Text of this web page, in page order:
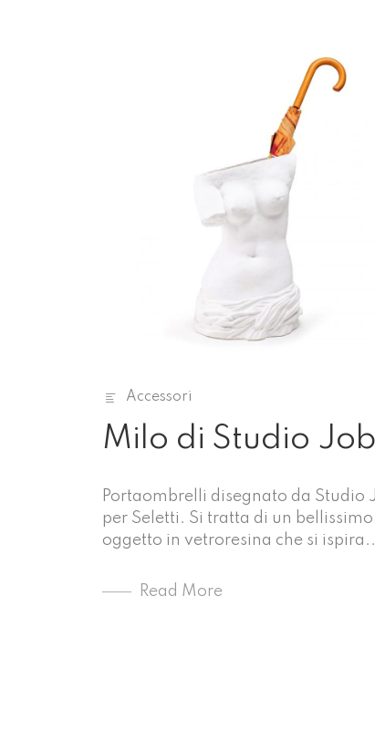
Accessori
Milo di Studio Job
Portaombrelli disegnato da Studio
per Seletti. Si tratta di un bellissimo
oggetto in vetroresina che si
Read More